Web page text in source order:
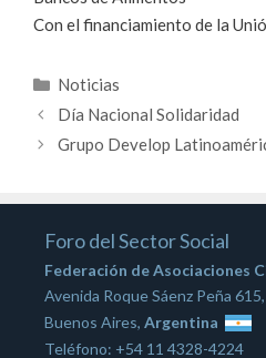
Con el financiamiento de la
Categorías
Noticias
Día Nacional Solidaridad
Grupo Develop
Foro del Sector Social
Federación de Asociaciones
Avenida Roque Sáenz Peña
Buenos Aires, Argentina
Teléfono: +54 11 4328-4224